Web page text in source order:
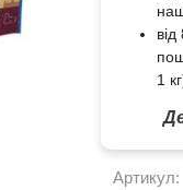
1
Артикул: